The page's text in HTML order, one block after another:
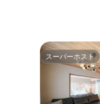
スーパーホスト
スーパーホスト